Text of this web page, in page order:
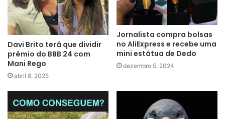
Davi Brito terá que dividir
prêmio do BBB 24 com
Mani Rego
abril 8, 2025
Jornalista compra bolsas
no AliExpress e recebe uma
mini estátua de Dedo
dezembro 5, 2024